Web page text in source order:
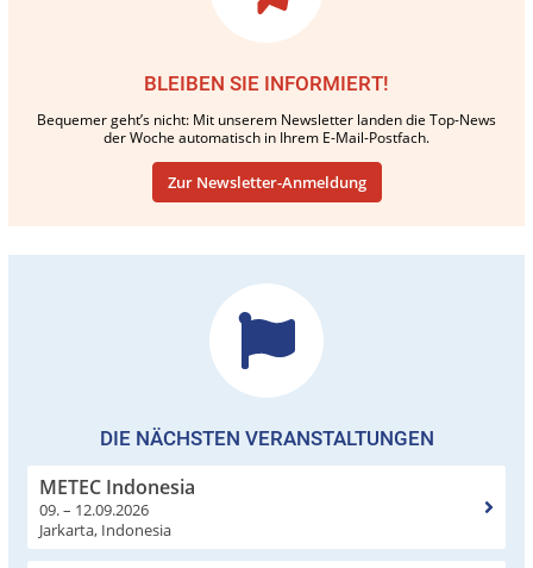
BLEIBEN SIE INFORMIERT!
Bequemer geht’s nicht: Mit unserem Newsletter landen die Top-News
der Woche automatisch in Ihrem E-Mail-Postfach.
Zur Newsletter-Anmeldung
DIE NÄCHSTEN VERANSTALTUNGEN
METEC Indonesia
09. – 12.09.2026
Jarkarta, Indonesia